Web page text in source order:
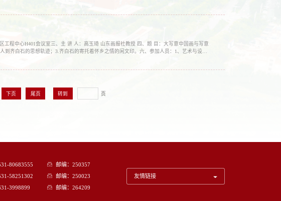
工程中心H401会议室三、主 讲 人：高玉琦 山东画报社教授 四、题 目：大写意中国画与写意
到齐白石的思想轨迹；3.齐白石的寄托着怀乡之情的闲文印。六、参加人员：1、艺术与设计
下页 尾页 页
80683555
58251302
3998899
邮编：250357
邮编：250023
邮编：264209
友情链接